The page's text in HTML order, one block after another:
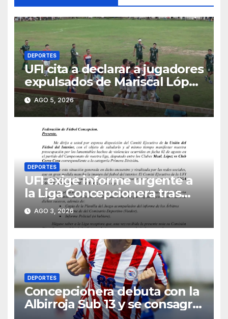
DEPORTES
UFI cita a declarar a jugadores
expulsados de Mariscal López
y miembros del club
AGO 5, 2026
DEPORTES
UFI exige informe urgente a
la Liga Concepcionera tras
incidentes en la primera final
AGO 3, 2026
DEPORTES
Concepcionera debuta con la
Albirroja Sub 13 y se consagra